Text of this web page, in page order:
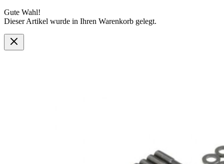
Gute Wahl!
Dieser Artikel wurde in Ihren Warenkorb gelegt.